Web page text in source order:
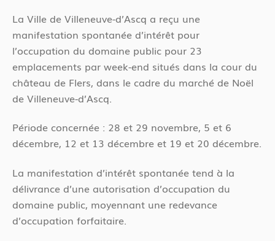
La Ville de Villeneuve-d’Ascq a reçu une
manifestation spontanée d’intérêt pour
l’occupation du domaine public pour 23
emplacements par week-end situés dans la cour du
château de Flers, dans le cadre du marché de Noël
de Villeneuve-d’Ascq.
Période concernée : 28 et 29 novembre, 5 et 6
décembre, 12 et 13 décembre et 19 et 20 décembre.
La manifestation d’intérêt spontanée tend à la
délivrance d’une autorisation d’occupation du
domaine public, moyennant une redevance
d’occupation forfaitaire.